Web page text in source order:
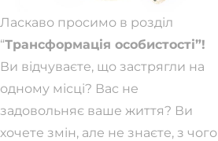
Ласкаво просимо в розділ
“Трансформація особистості”!
Ви відчуваєте, що застрягли на
одному місці? Вас не
задовольняє ваше життя? Ви
хочете змін, але не знаєте, з чого